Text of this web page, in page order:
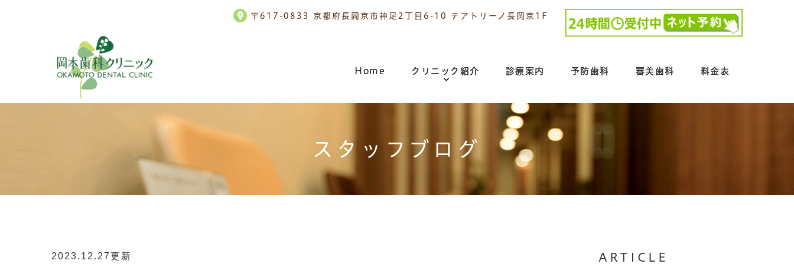
〒617-0833 京都府長岡京市神足2丁目6-10 テアトリーノ長岡京1F
Home クリニック紹介 診療案内 予防歯科 審美歯科 料金表
スタッフブログ
2023.12.27更新 ARTICLE